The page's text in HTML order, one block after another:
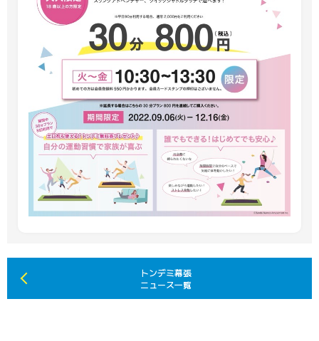
トンデミ幕張
ニュース一覧